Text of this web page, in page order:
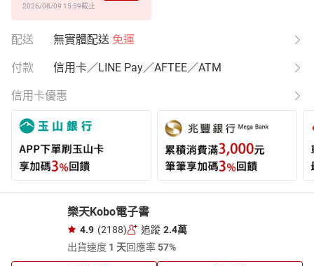
2026/08/09 15:59截止
配送 無實體配送 免運
付款 信用卡／LINE Pay／AFTEE／ATM
信用卡優惠
樂天Kobo電子書
4.9 (2188) 追蹤 2.4萬
出貨速度 1 天回應率57%